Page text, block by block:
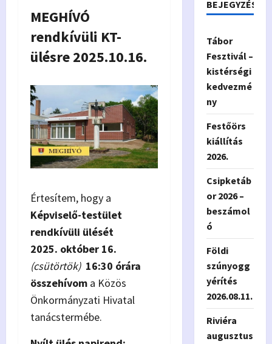
MEGHÍVÓ
rendkívüli KT-
ülésre 2025.10.16.
Értesítem, hogy a
Képviselő-testület
rendkívüli ülését
2025. október 16.
(csütörtök)16:30 órára
összehívom a Közös
Önkormányzati Hivatal
tanácstermébe.
BEJEGYZÉSEK
Tábor
Fesztivál –
kistérségi
kedvezmé
ny
Festőörs
kiállítás
2026.
Csipketáb
or 2026 –
beszámol
ó
Földi
szúnyogg
yérítés
2026.08.11.
Riviéra
augusztus